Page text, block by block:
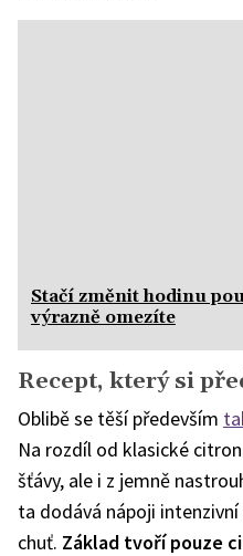
Stačí změnit hodinu
výrazně omezíte
Recept, který si
Oblibě se těší především
Na rozdíl od klasické
šťávy, ale i z jemně
ta dodává nápoji
chuť. Základ tvoří pouze